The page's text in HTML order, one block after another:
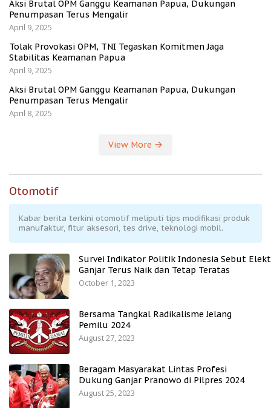
Aksi Brutal OPM Ganggu Keamanan Papua, Dukungan
Penumpasan Terus Mengalir
April 9, 2025
Tolak Provokasi OPM, TNI Tegaskan Komitmen Jaga
Stabilitas Keamanan Papua
April 9, 2025
Aksi Brutal OPM Ganggu Keamanan Papua, Dukungan
Penumpasan Terus Mengalir
April 8, 2025
View More
Otomotif
Kabar berita terkini otomotif meliputi tips modifikasi produk
manufaktur, fitur aksesori, tes drive, teknologi mobil.
Survei Indikator Politik Indonesia Sebut
Ganjar Terus Naik dan Tetap Teratas
October 1, 2023
Bersama Tangkal Radikalisme Jelang
Pemilu 2024
August 27, 2023
Beragam Masyarakat Lintas Profesi
Dukung Ganjar Pranowo di Pilpres 2024
August 25, 2023